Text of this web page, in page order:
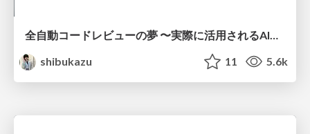
全自動コードレビューの夢 〜実際に活用されるAIコードレビューの実現に向けて〜
shibukazu
11 5.6k